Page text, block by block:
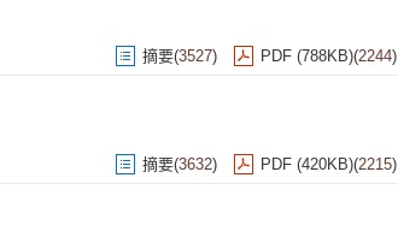
摘要(3527) PDF (788KB)(2244)
摘要(3632) PDF (420KB)(2215)